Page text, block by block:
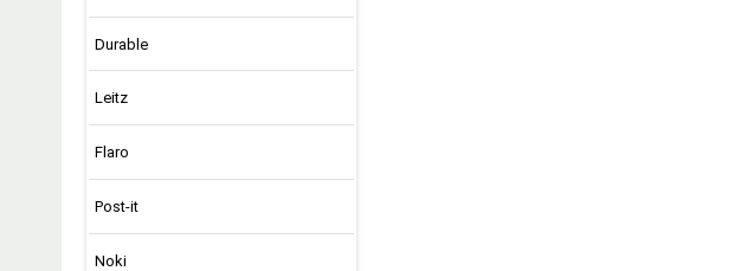
Durable
Leitz
Flaro
Post-it
Noki